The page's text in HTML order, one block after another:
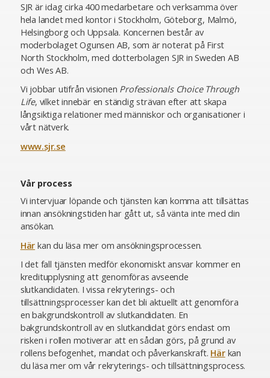
SJR är idag cirka 400 medarbetare och verksamma över
hela landet med kontor i Stockholm, Göteborg, Malmö,
Helsingborg och Uppsala. Koncernen består av
moderbolaget Ogunsen AB, som är noterat på First
North Stockholm, med dotterbolagen SJR in Sweden AB
och Wes AB.
Vi jobbar utifrån visionen Professionals Choice Through
Life, vilket innebär en ständig strävan efter att skapa
långsiktiga relationer med människor och organisationer i
vårt nätverk.
www.sjr.se
Vår process
Vi intervjuar löpande och tjänsten kan komma att tillsättas
innan ansökningstiden har gått ut, så vänta inte med din
ansökan.
Här kan du läsa mer om ansökningsprocessen.
I det fall tjänsten medför ekonomiskt ansvar kommer en
kreditupplysning att genomföras avseende
slutkandidaten. I vissa rekryterings- och
tillsättningsprocesser kan det bli aktuellt att genomföra
en bakgrundskontroll av slutkandidaten. En
bakgrundskontroll av en slutkandidat görs endast om
risken i rollen motiverar att en sådan görs, på grund av
rollens befogenhet, mandat och påverkanskraft. Härkan
du läsa mer om vår rekryterings- och tillsättningsprocess.